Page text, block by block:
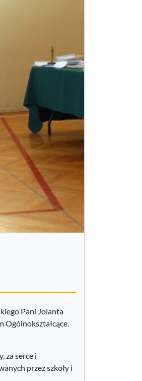
Pani Jolanta
Ogólnokształcące.
za serce i
przez szkoły i